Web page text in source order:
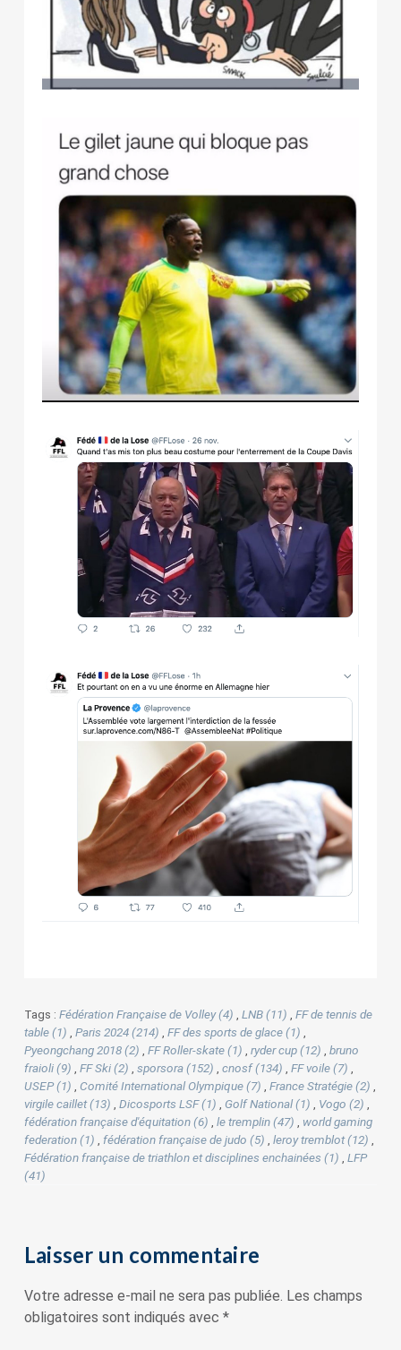
Tags : Fédération Française de Volley (4) LNB (11)
FF de tennis de
table (1)
Paris 2024 (214) FF des sports de glace (1)
Pyeongchang 2018 (2)
FF Roller-skate (1) ryder cup (12)
bruno
fraioli (9)
FF Ski (2) sporsora (152) cnosf (134) FF voile (7)
USEP (1)
Comité International Olympique (7) France Stratégie (2)
virgile caillet (13)
Dicosports LSF (1) Golf National (1) Vogo (2)
fédération française d'équitation (6)
le tremplin (47)
world gaming
federation (1)
fédération française de judo (5) leroy tremblot (12)
Fédération française de triathlon et disciplines enchainées (1)
LFP
(41)
Laisser un commentaire
Votre adresse e-mail ne sera pas publiée. Les champs
obligatoires sont indiqués avec *